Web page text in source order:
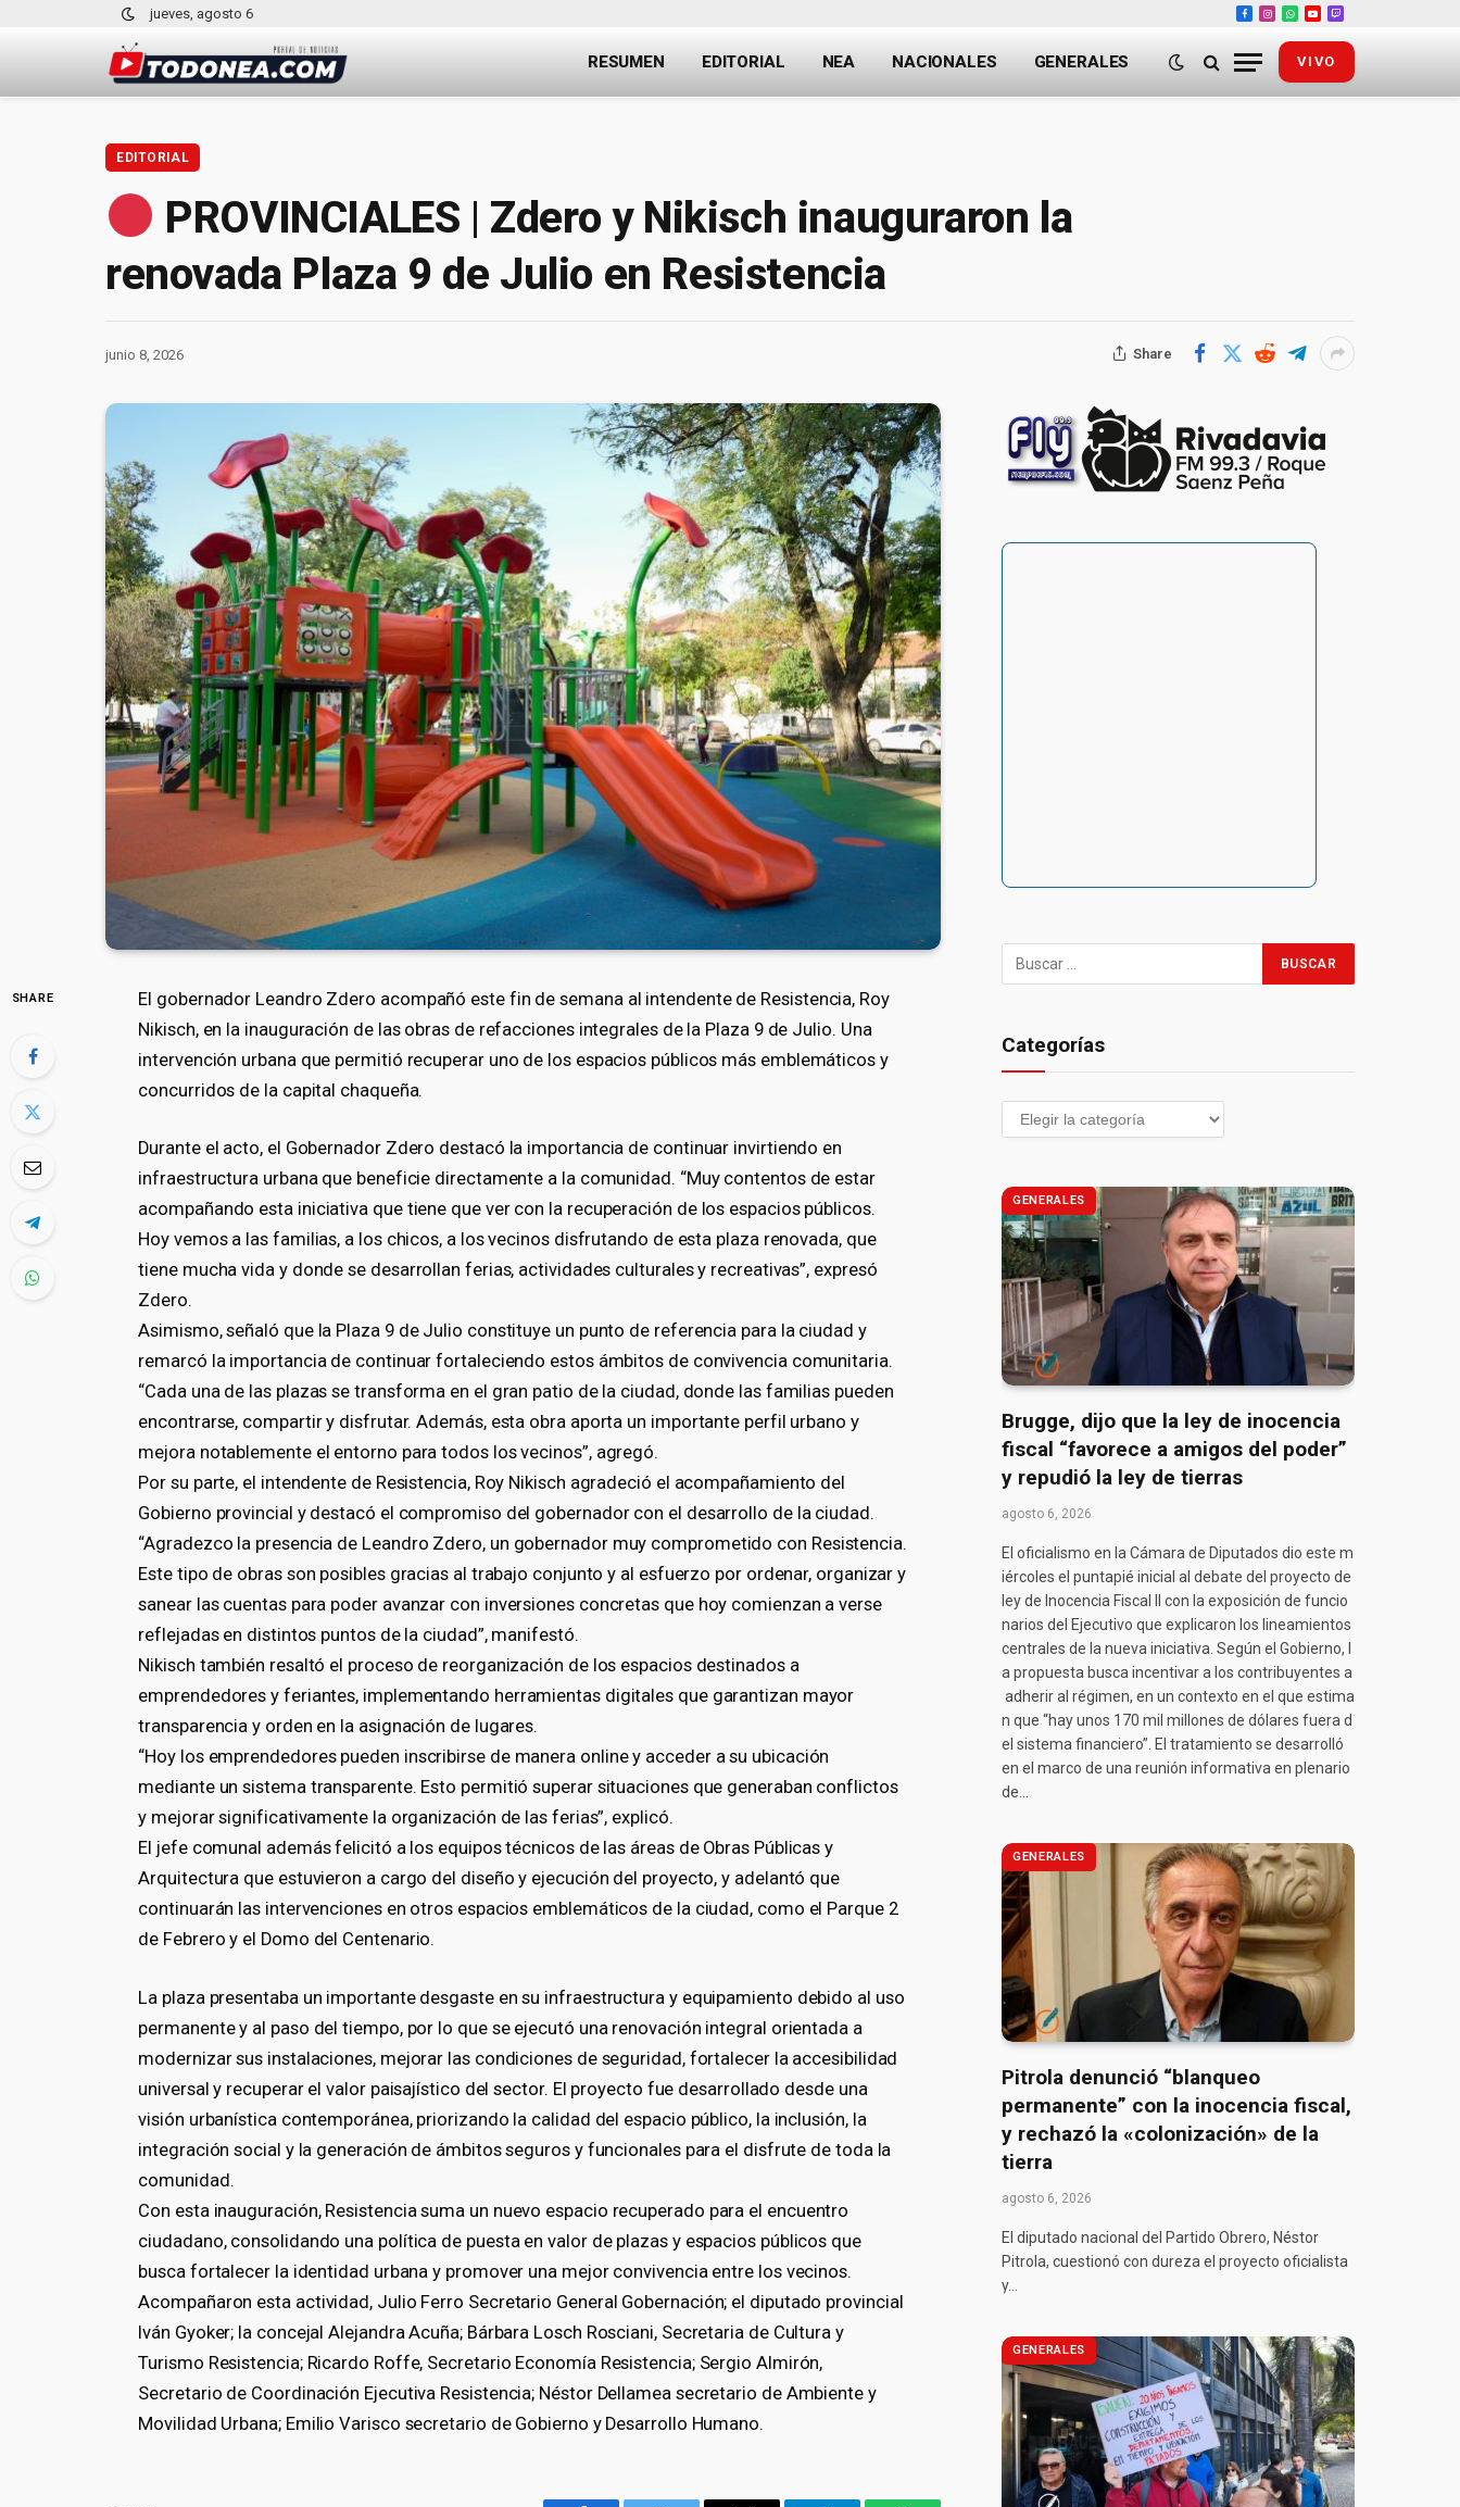
jueves, agosto 6
Facebook
Instagram
WhatsApp
YouTube
Twitch
RESUMEN EDITORIAL NEA NACIONALES GENERALES VIVO
EDITORIAL
PROVINCIALES | Zdero y Nikisch inauguraron la
renovada Plaza 9 de Julio en Resistencia
junio 8, 2026 Share
SHARE
El gobernador Leandro Zdero acompañó este fin de semana al intendente de Resistencia, Roy
Nikisch, en la inauguración de las obras de refacciones integrales de la Plaza 9 de Julio. Una
intervención urbana que permitió recuperar uno de los espacios públicos más emblemáticos y
concurridos de la capital chaqueña.
Durante el acto, el Gobernador Zdero destacó la importancia de continuar invirtiendo en
infraestructura urbana que beneficie directamente a la comunidad. “Muy contentos de estar
acompañando esta iniciativa que tiene que ver con la recuperación de los espacios públicos.
Hoy vemos a las familias, a los chicos, a los vecinos disfrutando de esta plaza renovada, que
tiene mucha vida y donde se desarrollan ferias, actividades culturales y recreativas”, expresó
Zdero.
Asimismo, señaló que la Plaza 9 de Julio constituye un punto de referencia para la ciudad y
remarcó la importancia de continuar fortaleciendo estos ámbitos de convivencia comunitaria.
“Cada una de las plazas se transforma en el gran patio de la ciudad, donde las familias pueden
encontrarse, compartir y disfrutar. Además, esta obra aporta un importante perfil urbano y
mejora notablemente el entorno para todos los vecinos”, agregó.
Por su parte, el intendente de Resistencia, Roy Nikisch agradeció el acompañamiento del
Gobierno provincial y destacó el compromiso del gobernador con el desarrollo de la ciudad.
“Agradezco la presencia de Leandro Zdero, un gobernador muy comprometido con Resistencia.
Este tipo de obras son posibles gracias al trabajo conjunto y al esfuerzo por ordenar, organizar y
sanear las cuentas para poder avanzar con inversiones concretas que hoy comienzan a verse
reflejadas en distintos puntos de la ciudad”, manifestó.
Nikisch también resaltó el proceso de reorganización de los espacios destinados a
emprendedores y feriantes, implementando herramientas digitales que garantizan mayor
transparencia y orden en la asignación de lugares.
“Hoy los emprendedores pueden inscribirse de manera online y acceder a su ubicación
mediante un sistema transparente. Esto permitió superar situaciones que generaban conflictos
y mejorar significativamente la organización de las ferias”, explicó.
El jefe comunal además felicitó a los equipos técnicos de las áreas de Obras Públicas y
Arquitectura que estuvieron a cargo del diseño y ejecución del proyecto, y adelantó que
continuarán las intervenciones en otros espacios emblemáticos de la ciudad, como el Parque 2
de Febrero y el Domo del Centenario.
La plaza presentaba un importante desgaste en su infraestructura y equipamiento debido al uso
permanente y al paso del tiempo, por lo que se ejecutó una renovación integral orientada a
modernizar sus instalaciones, mejorar las condiciones de seguridad, fortalecer la accesibilidad
universal y recuperar el valor paisajístico del sector. El proyecto fue desarrollado desde una
visión urbanística contemporánea, priorizando la calidad del espacio público, la inclusión, la
integración social y la generación de ámbitos seguros y funcionales para el disfrute de toda la
comunidad.
Con esta inauguración, Resistencia suma un nuevo espacio recuperado para el encuentro
ciudadano, consolidando una política de puesta en valor de plazas y espacios públicos que
busca fortalecer la identidad urbana y promover una mejor convivencia entre los vecinos.
Acompañaron esta actividad, Julio Ferro Secretario General Gobernación; el diputado provincial
Iván Gyoker; la concejal Alejandra Acuña; Bárbara Losch Rosciani, Secretaria de Cultura y
Turismo Resistencia; Ricardo Roffe, Secretario Economía Resistencia; Sergio Almirón,
Secretario de Coordinación Ejecutiva Resistencia; Néstor Dellamea secretario de Ambiente y
Movilidad Urbana; Emilio Varisco secretario de Gobierno y Desarrollo Humano.
Categorías
GENERALES
Brugge, dijo que la ley de inocencia
fiscal “favorece a amigos del poder”
y repudió la ley de tierras
agosto 6, 2026
El oficialismo en la Cámara de Diputados dio este m
iércoles el puntapié inicial al debate del proyecto de
ley de Inocencia Fiscal II con la exposición de funcio
narios del Ejecutivo que explicaron los lineamientos
centrales de la nueva iniciativa. Según el Gobierno, l
a propuesta busca incentivar a los contribuyentes a
adherir al régimen, en un contexto en el que estima
n que “hay unos 170 mil millones de dólares fuera d
el sistema financiero”. El tratamiento se desarrolló
en el marco de una reunión informativa en plenario
de…
GENERALES
Pitrola denunció “blanqueo
permanente” con la inocencia fiscal,
y rechazó la «colonización» de la
tierra
agosto 6, 2026
El diputado nacional del Partido Obrero, Néstor
Pitrola, cuestionó con dureza el proyecto oficialista
y…
GENERALES